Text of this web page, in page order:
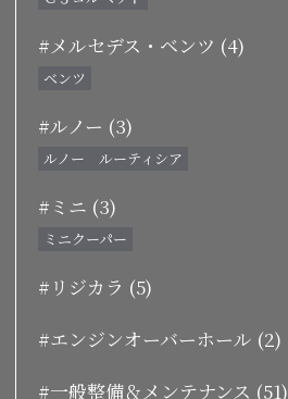
#メルセデス・ベンツ (4)
ベンツ
#ルノー (3)
ルノー ルーティシア
#ミニ (3)
ミニクーパー
#リジカラ (5)
#エンジンオーバーホール (2)
#一般整備＆メンテナンス (51)